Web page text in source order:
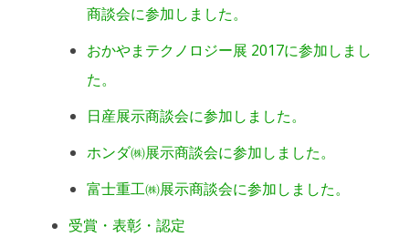
商談会に参加しました。
おかやまテクノロジー展 2017に参加しまし
た。
日産展示商談会に参加しました。
ホンダ㈱展示商談会に参加しました。
富士重工㈱展示商談会に参加しました。
受賞・表彰・認定